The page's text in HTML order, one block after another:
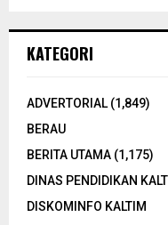
KATEGORI
ADVERTORIAL(1,849)
BERAU
BERITA UTAMA (1,175)
DINAS PENDIDIKAN
DISKOMINFO KALTIM